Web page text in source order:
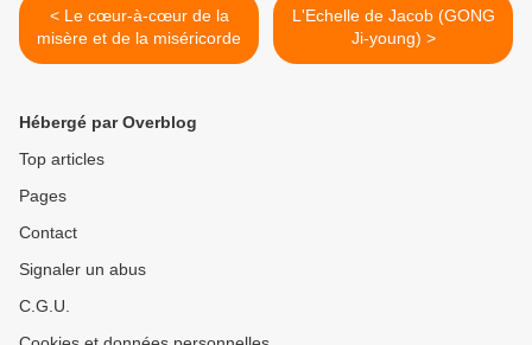
< Le cœur-à-cœur de la
misère et de la miséricorde
L'Echelle de Jacob (GONG
Ji-young) >
Hébergé par Overblog
Top articles
Pages
Contact
Signaler un abus
C.G.U.